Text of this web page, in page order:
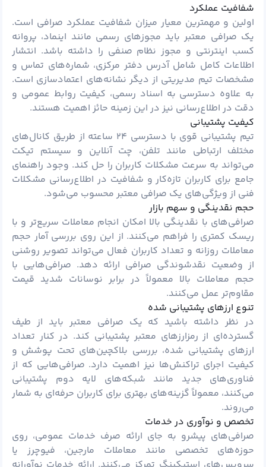
شفافیت عملکرد
اولین و مهمترین معیار میزان شفافیت عملکرد صرافی است.
یک صرافی معتبر باید مجوزهای رسمی مانند اینماد، پروانه
کسب اینترنتی و مجوز نظام صنفی را داشته باشد. انتشار
اطلاعات کامل شامل آدرس دفتر مرکزی، شماره‌های تماس و
مشخصات تیم مدیریتی از دیگر نشانه‌های اعتمادسازی است.
به علاوه دسترسی به اسناد رسمی، کیفیت روابط عمومی و
دقت در اطلاع‌رسانی نیز در این زمینه حائز اهمیت هستند.
کیفیت پشتیبانی
تیم پشتیبانی قوی با دسترسی ۲۴ ساعته از طریق کانال‌های
مختلف ارتباطی مانند تلفن، چت آنلاین و سیستم تیکت
می‌تواند به سرعت مشکلات کاربران را حل کند. وجود راهنمای
جامع برای کاربران تازه‌کار و شفافیت در اطلاع‌رسانی مشکلات
فنی از ویژگی‌های یک صرافی معتبر محسوب می‌شود.
حجم نقدینگی و سهم بازار
صرافی‌های با نقدینگی بالا امکان انجام معاملات سریع‌تر و با
ریسک کمتری را فراهم می‌کنند. از این روی بررسی آمار حجم
معاملات روزانه و تعداد کاربران فعال می‌تواند تصویر روشنی
از وضعیت نقدشوندگی صرافی ارائه دهد. صرافی‌هایی با
حجم معاملات بالا معمولاً در برابر نوسانات شدید قیمت
مقاوم‌تر عمل می‌کنند.
تنوع ارزهای پشتیبانی شده
در نظر داشته باشید که یک صرافی معتبر باید از طیف
گسترده‌ای از رمزارزهای معتبر پشتیبانی کند. در کنار تعداد
ارزهای پشتیبانی شده، بررسی بلاکچین‌های تحت پوشش و
کیفیت اجرای تراکنش‌ها نیز اهمیت دارد. صرافی‌هایی که از
فناوری‌های جدید مانند شبکه‌های لایه دوم پشتیبانی
می‌کنند، معمولاً گزینه‌های بهتری برای کاربران حرفه‌ای به شمار
می‌روند.
تخصص و نوآوری در خدمات
صرافی‌های پیشرو به جای ارائه صرف خدمات عمومی، روی
حوزه‌های تخصصی مانند معاملات مارجین، فیوچرز یا